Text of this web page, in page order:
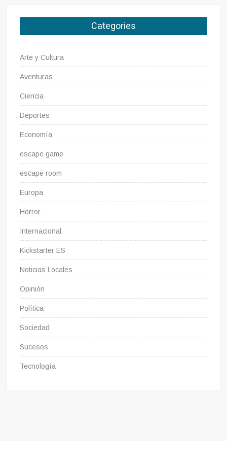
Categories
Arte y Cultura
Aventuras
Ciencia
Deportes
Economía
escape game
escape room
Europa
Horror
Internacional
Kickstarter ES
Noticias Locales
Opinión
Política
Sociedad
Sucesos
Tecnología